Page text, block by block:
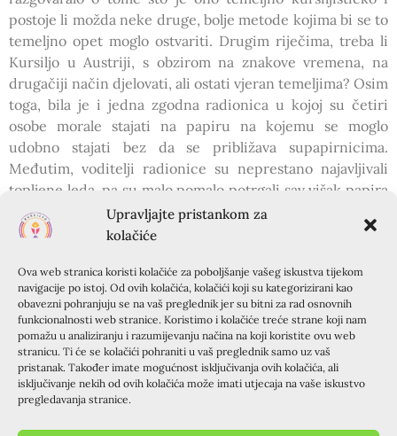
Upravljajte pristankom za
kolačiće
Ova web stranica koristi kolačiće za poboljšanje vašeg iskustva tijekom
navigacije po istoj. Od ovih kolačića, kolačići koji su kategorizirani kao
obavezni pohranjuju se na vaš preglednik jer su bitni za rad osnovnih
funkcionalnosti web stranice. Koristimo i kolačiće treće strane koji nam
pomažu u analiziranju i razumijevanju načina na koji koristite ovu web
stranicu. Ti će se kolačići pohraniti u vaš preglednik samo uz vaš
pristanak. Također imate mogućnost isključivanja ovih kolačića, ali
isključivanje nekih od ovih kolačića može imati utjecaja na vaše iskustvo
pregledavanja stranice.
postoje li možda neke druge, bolje metode kojima bi se to
temeljno opet moglo ostvariti. Drugim riječima, treba li
Kursiljo u Austriji, s obzirom na znakove vremena, na
drugačiji način djelovati, ali ostati vjeran temeljima? Osim
toga, bila je i jedna zgodna radionica u kojoj su četiri
osobe morale stajati na papiru na kojemu se moglo
udobno stajati bez da se približava supapirnicima.
Međutim, voditelji radionice su neprestano najavljivali
topljene leda, pa su malo pomalo potrgali sav višak papira
tako da su se ljudi na papirima morali držati jedni za
druge kako bi mogli komotno stajati bez da nagaze u
prikazano koliko je važno da se Kursiljisti drže zajedno.
Sve u svemu, valja reći kako program nije bio prenatrpan
i hrana, a pogotovo doručci su bili bogati i obilni, a cijeli
program je u nedjelju ujutro završio vrlo pozitivno i sa
optimizmom, a rekao bih i sa manje brige za budućnost. A
još nešto sam zaboravio. Bilo je i hrvatske pjesme, nakon
što smo popili koju čašu vina i pojeli malo odličnog sira od